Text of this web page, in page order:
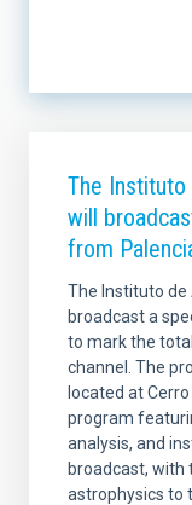
TOPIC
SCOPE
LINES OF
The
will
from
The Instituto de
broadcast a
to mark the
channel. The
located at
program
analysis, and
broadcast, with
astrophysics to